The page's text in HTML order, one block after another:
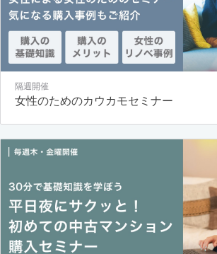
隔週開催
女性のためのカウカモセミナー